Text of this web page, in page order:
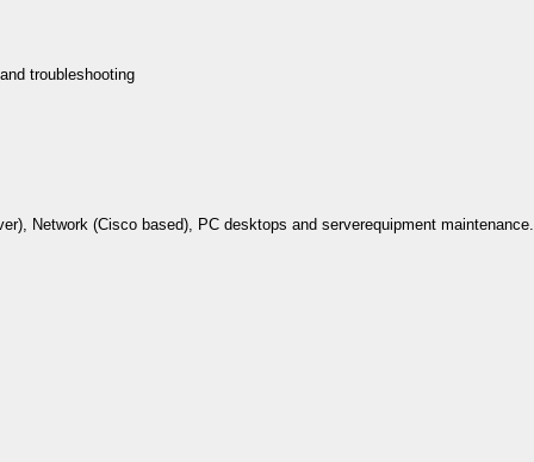
troubleshooting
Network (Cisco based), PC desktops and serverequipment maintenance.